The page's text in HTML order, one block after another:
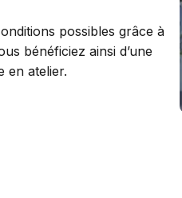
possibles grâce à
bénéficiez ainsi d’une
en atelier.